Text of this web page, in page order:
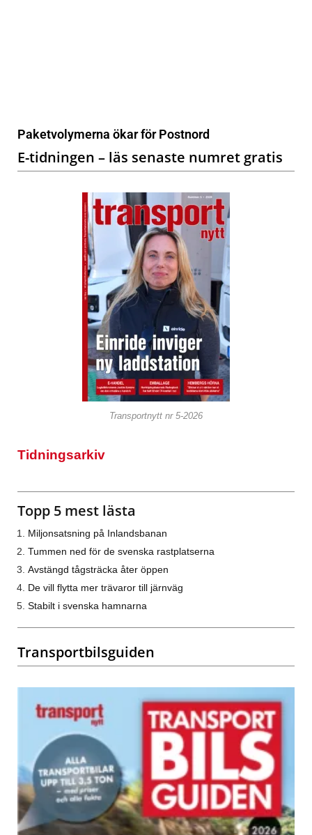
Paketvolymerna ökar för Postnord
E-tidningen – läs senaste numret gratis
Transportnytt nr 5-2026
Tidningsarkiv
Topp 5 mest lästa
Miljonsatsning på Inlandsbanan
Tummen ned för de svenska rastplatserna
Avstängd tågsträcka åter öppen
De vill flytta mer trävaror till järnväg
Stabilt i svenska hamnarna
Transportbilsguiden